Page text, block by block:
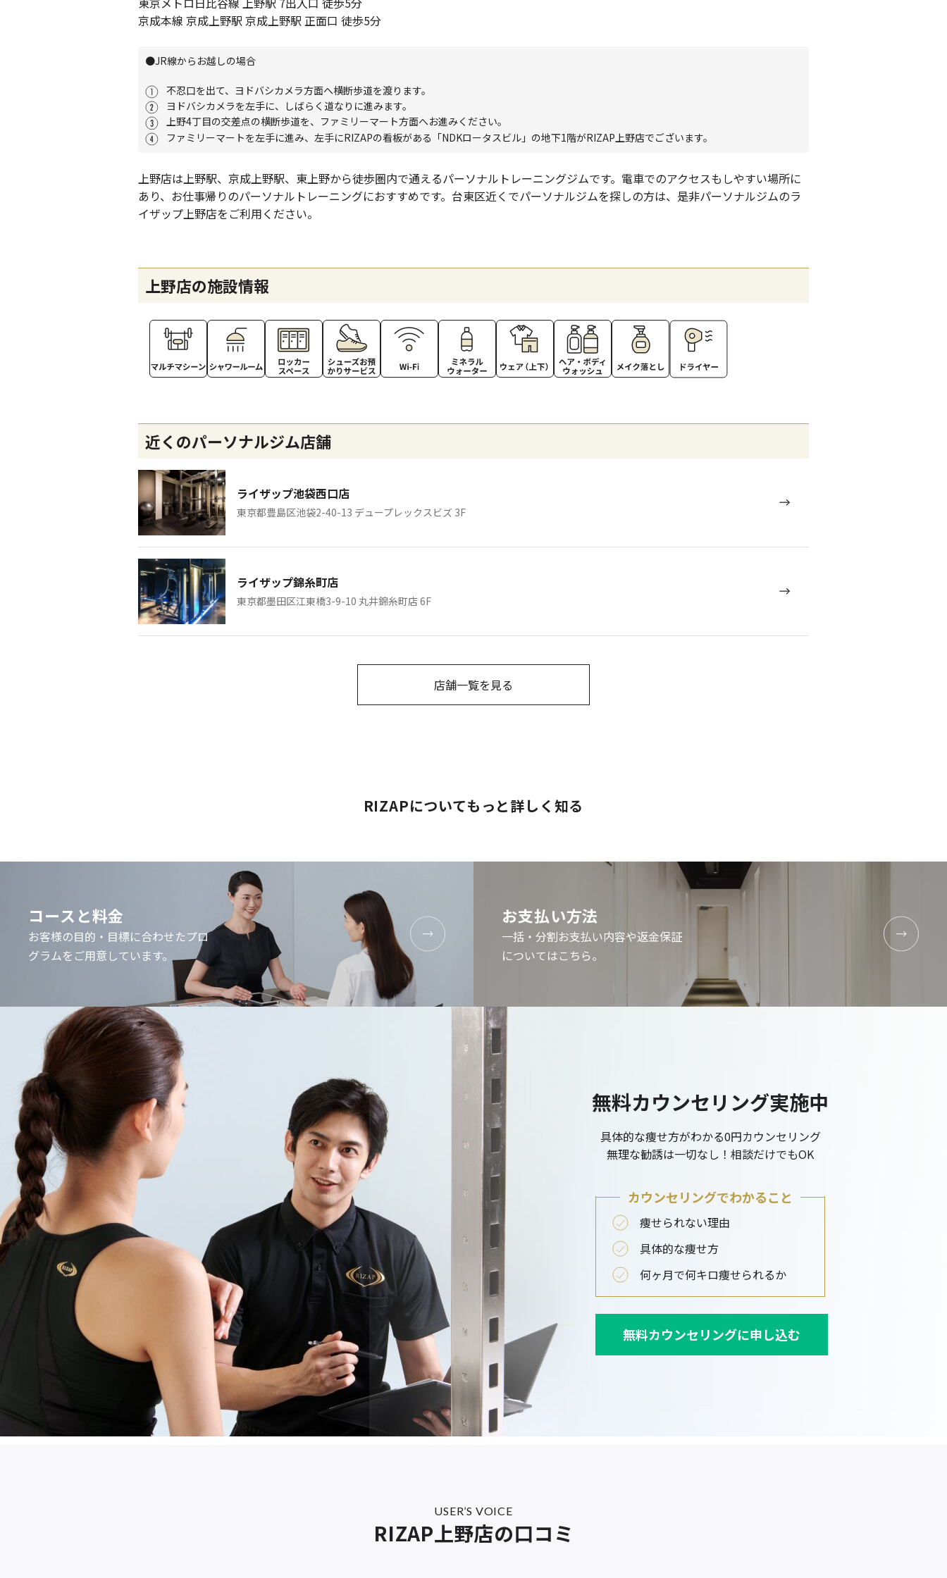
京成本線 京成上野駅 京成上野駅 正面口 徒歩5分
●JR線からお越しの場合
不忍口を出て、ヨドバシカメラ方面へ横断歩道を渡ります。
ヨドバシカメラを左手に、しばらく道なりに進みます。
上野4丁目の交差点の横断歩道を、ファミリーマート方面へお進みください。
ファミリーマートを左手に進み、左手にRIZAPの看板がある「NDKロータスビル」の地下1階がRIZAP上野店でございます。
上野店は上野駅、京成上野駅、東上野から徒歩圏内で通えるパーソナルトレーニングジムです。電車でのアクセスもしやすい場所に
あり、お仕事帰りのパーソナルトレーニングにおすすめです。台東区近くでパーソナルジムを探しの方は、是非パーソナルジムのラ
イザップ上野店をご利用ください。
上野店の施設情報
近くのパーソナルジム店舗
ライザップ池袋西口店
東京都豊島区池袋2-40-13 デュープレックスビズ 3F
ライザップ錦糸町店
東京都墨田区江東橋3-9-10 丸井錦糸町店 6F
店舗一覧を見る
RIZAPについてもっと詳しく知る
コースと料金
お客様の目的・目標に合わせたプロ
グラムをご用意しています。
お支払い方法
一括・分割お支払い内容や返金保証
についてはこちら。
無料カウンセリング実施中
具体的な痩せ方がわかる0円カウンセリング
無理な勧誘は一切なし！相談だけでもOK
カウンセリングでわかること
痩せられない理由
具体的な痩せ方
何ヶ月で何キロ痩せられるか
無料カウンセリングに申し込む
USER’S VOICE
RIZAP上野店の口コミ